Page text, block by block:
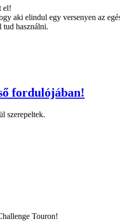
el!
aki elindul egy versenyen az
tud használni.
fordulójában!
szerepeltek.
Touron!